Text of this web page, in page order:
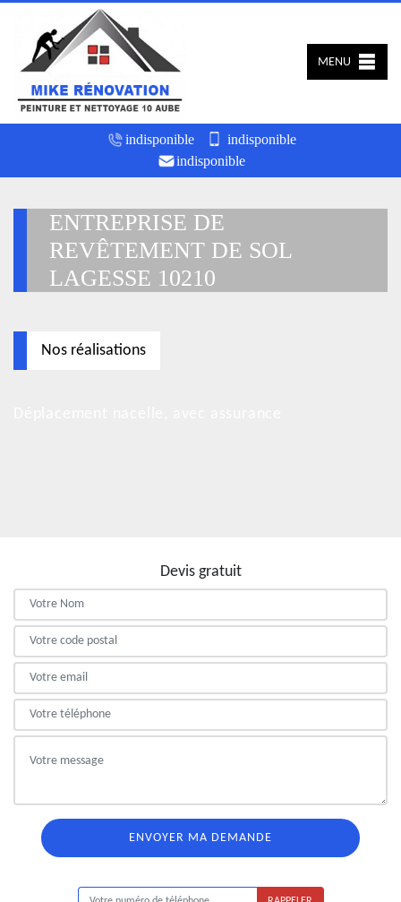
indisponible
indisponible
indisponible
MENU
ENTREPRISE DE
REVÊTEMENT DE SOL
LAGESSE 10210
Nos réalisations
Devis gratuit